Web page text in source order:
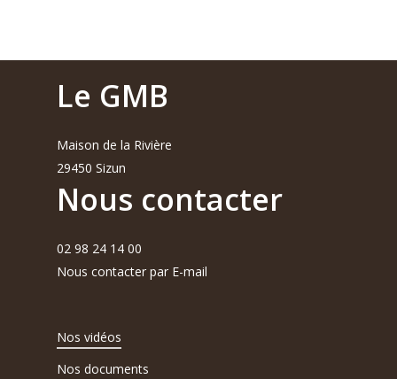
Le GMB
Maison de la Rivière
29450 Sizun
Nous contacter
02 98 24 14 00
Nous contacter par E-mail
Nos vidéos
Nos documents